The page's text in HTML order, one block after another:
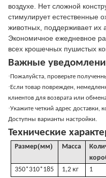
воздухе. Нет сложной
стимулирует естественные
животных, поддерживает их
Экономичное ежедневное
всех крошечных пушистых
Важные
·Пожалуйста, проверьте
·Если товар поврежден,
клиентов для возврата или
·Укажите четкий адрес доставки,
Доступны варианты настройки.
Технические
Размер(мм) Масса
350*310*185 1,2 кг 1